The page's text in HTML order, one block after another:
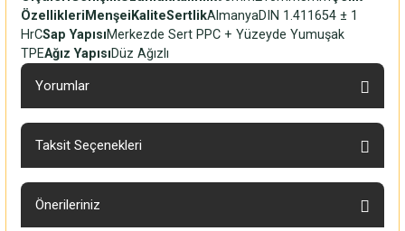
Özellikleri Menşei KaliteSertlikAlmanyaDIN 1.411654 ± 1
HrCSap YapısıMerkezde Sert PPC + Yüzeyde Yumuşak
TPEAğız YapısıDüz Ağızlı
Yorumlar
Bu ürüne ilk yorumu siz yapın!
Taksit Seçenekleri
Önerileriniz